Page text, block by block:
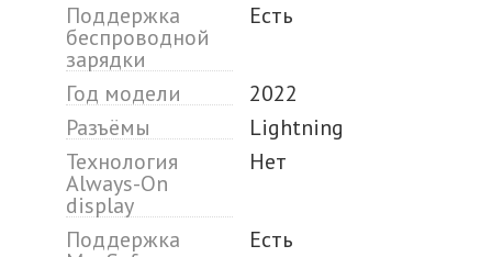
Поддержка
беспроводной
зарядки
Есть
Год модели
2022
Разъёмы
Lightning
Технология
Always-On
display
Нет
Поддержка
Есть